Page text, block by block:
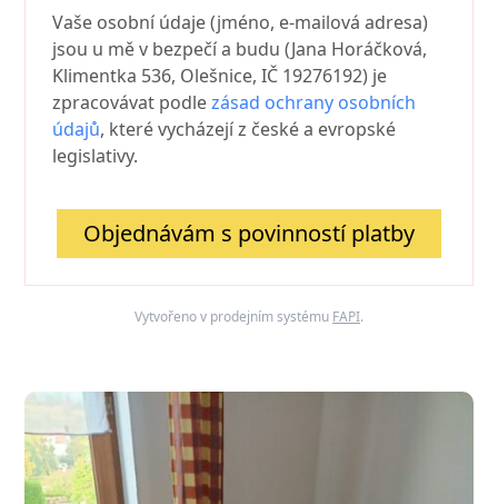
Vaše osobní údaje (jméno, e-mailová adresa)
jsou u mě v bezpečí a budu (Jana Horáčková,
Klimentka 536, Olešnice, IČ 19276192) je
zpracovávat podlezásad ochrany osobních
údajů, které vycházejí z české a evropské
legislativy.
Objednávám s povinností platby
Vytvořeno v prodejním systému FAPI.